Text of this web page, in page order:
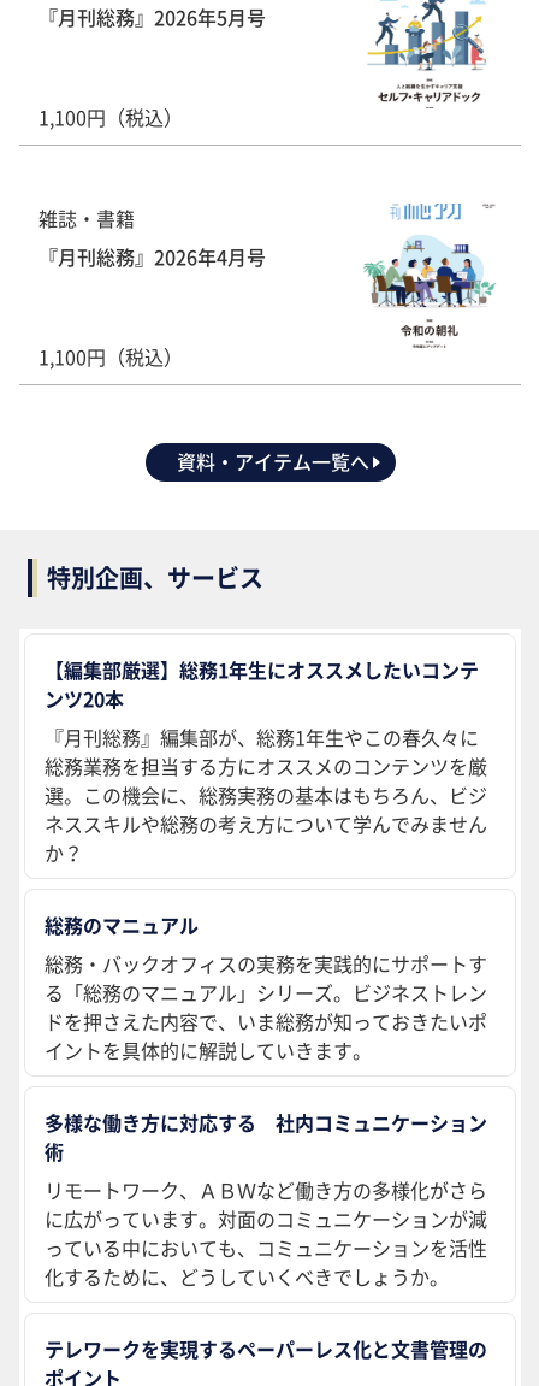
『月刊総務』2026年5月号
1,100円（税込）
雑誌・書籍
『月刊総務』2026年4月号
1,100円（税込）
資料・アイテム一覧へ
特別企画、サービス
【編集部厳選】総務1年生にオススメしたいコンテ
ンツ20本
『月刊総務』編集部が、総務1年生やこの春久々に
総務業務を担当する方にオススメのコンテンツを厳
選。この機会に、総務実務の基本はもちろん、ビジ
ネススキルや総務の考え方について学んでみません
か？
総務のマニュアル
総務・バックオフィスの実務を実践的にサポートす
る「総務のマニュアル」シリーズ。ビジネストレン
ドを押さえた内容で、いま総務が知っておきたいポ
イントを具体的に解説していきます。
多様な働き方に対応する 社内コミュニケーション
術
リモートワーク、ＡＢＷなど働き方の多様化がさら
に広がっています。対面のコミュニケーションが減
っている中においても、コミュニケーションを活性
化するために、どうしていくべきでしょうか。
テレワークを実現するペーパーレス化と文書管理の
ポイント